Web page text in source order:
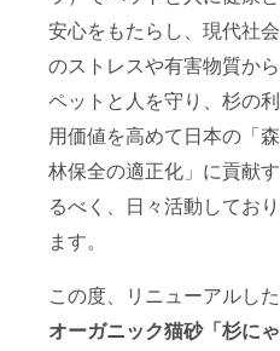
安心をもたらし、現代社会
のストレスや有害物質から
ペットと人を守り、杉の利
用価値を高めて日本の「森
林保全の適正化」に貢献す
るべく、日々活動しており
ます。
この度、リニューアルした
オーガニック猫砂「杉にゃ